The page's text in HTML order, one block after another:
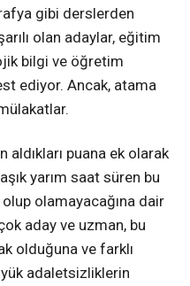
gibi derslerden
olan adaylar, eğitim
bilgi ve öğretim
ediyor. Ancak, atama
aldıkları puana ek olarak
yarım saat süren bu
olamayacağına dair
aday ve uzman, bu
olduğuna ve farklı
adaletsizliklerin